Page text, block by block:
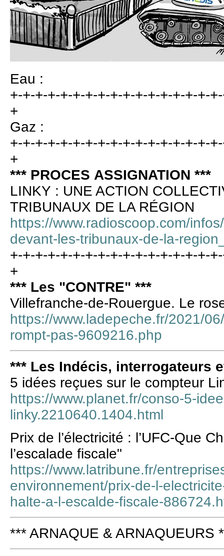
Eau :
+-+-+-+-+-+-+-+-+-+-+-+-+-+-+-+-
+
Gaz :
+-+-+-+-+-+-+-+-+-+-+-+-+-+-+-+-
+
*** PROCES ASSIGNATION ***
LINKY : UNE ACTION
TRIBUNAUX DE LA RÉGION
https://www.radioscoop.com/
devant-les-tribunaux-de-la-
+-+-+-+-+-+-+-+-+-+-+-+-+-+-+-+-
+
*** Les "CONTRE" ***
Villefranche-de-Rouergue. Le
https://www.ladepeche.fr/2021/
rompt-pas-9609216.php
*** Les Indécis, interrogateurs
5 idées reçues sur le compteur
https://www.planet.fr/conso-5-
linky.2210640.1404.html
Prix de l’électricité : l’UFC-Que
l’escalade fiscale"
https://www.latribune.fr/
environnement/prix-de-l-
halte-a-l-escalde-fiscale-
*** ARNAQUE & ARNAQUEURS